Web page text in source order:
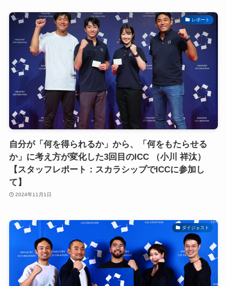
レポート
自分が「何を得られるか」から、「何をもたらせる
か」に考え方が変化した3回目のICC （小川 祥汰）
【スタッフレポート：スカラシップでICCに参加し
て】
2024年11月1日
ダイジェスト